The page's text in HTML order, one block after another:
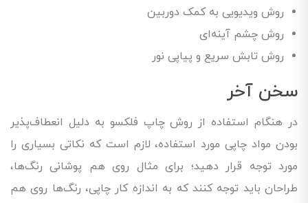
روش ویدیویی به کمک دوربین
روش چشم آینه‌ای
روش تابش سریع و پیاپی نور
سخن آخر
در هنگام استفاده از روش چاپ فلکسو به دلیل انعطاف‌پذیر
بودن مواد چاپی مورد استفاده، لازم است که نکاتی بسیاری را
مورد توجه قرار دهید؛ برای مثال روی هم پوشانی رنگ‌ها،
طراحان باید توجه کنند که به اندازه کار چاپی، رنگ‌ها روی هم